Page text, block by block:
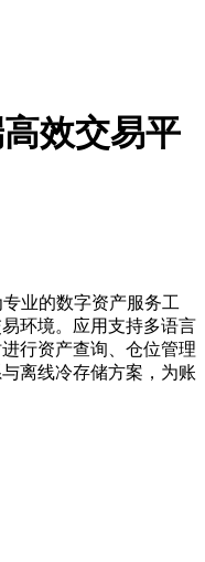
效交易平
业的数字资产服务工
环境。应用支持多语言
行资产查询、仓位管理
离线冷存储方案，为账